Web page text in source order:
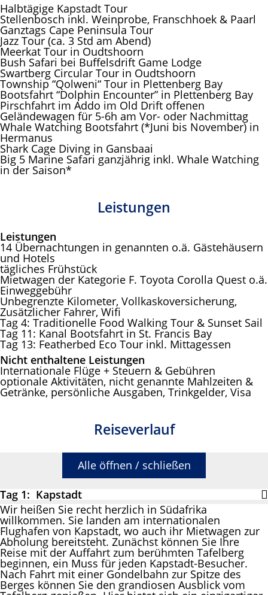
Halbtägige Kapstadt Tour
Stellenbosch inkl. Weinprobe, Franschhoek & Paarl
Ganztags Cape Peninsula Tour
Jazz Tour (ca. 3 Std am Abend)
Meerkat Tour in Oudtshoorn
Bush Safari bei Buffelsdrift Game Lodge
Swartberg Circular Tour in Oudtshoorn
Township “Qolweni“ Tour in Plettenberg Bay
Bootsfahrt “Dolphin Encounter” in Plettenberg Bay
Pirschfahrt im Addo im Old Drift offenen
Geländewagen für 5-6h am Vor- oder Nachmittag
Whale Watching Bootsfahrt (*Juni bis November) in
Hermanus
Shark Cage Diving in Gansbaai
Big 5 Marine Safari ganzjährig inkl. Whale Watching
in der Saison*
Leistungen
Leistungen
14 Übernachtungen in genannten o.ä. Gästehäusern
und Hotels
tägliches Frühstück
Mietwagen der Kategorie F. Toyota Corolla Quest o.ä.
Einweggebühr
Unbegrenzte Kilometer, Vollkaskoversicherung,
Zusätzlicher Fahrer, Wifi
Tag 4: Traditionelle Food Walking Tour & Sunset Sail
Tag 11: Kanal Bootsfahrt in St. Francis Bay
Tag 13: Featherbed Eco Tour inkl. Mittagessen
Nicht enthaltene Leistungen
Internationale Flüge + Steuern & Gebühren
optionale Aktivitäten, nicht genannte Mahlzeiten &
Getränke, persönliche Ausgaben, Trinkgelder, Visa
Reiseverlauf
Alle öffnen / schließen
Tag 1: Kapstadt
Wir heißen Sie recht herzlich in Südafrika
willkommen. Sie landen am internationalen
Flughafen von Kapstadt, wo auch ihr Mietwagen zur
Abholung bereitsteht. Zunächst können Sie Ihre
Reise mit der Auffahrt zum berühmten Tafelberg
beginnen, ein Muss für jeden Kapstadt-Besucher.
Nach Fahrt mit einer Gondelbahn zur Spitze des
Berges können Sie den grandiosen Ausblick vom